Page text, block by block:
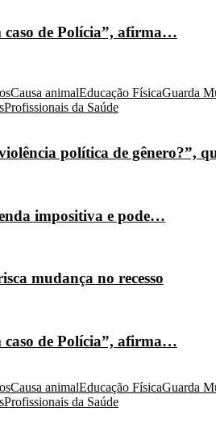
caso de Polícia”, afirma…
Causa animalEducação FísicaGuarda
Profissionais da Saúde
política de gênero?”,
impositiva e pode…
mudança no recesso
caso de Polícia”, afirma…
Causa animalEducação FísicaGuarda
Profissionais da Saúde